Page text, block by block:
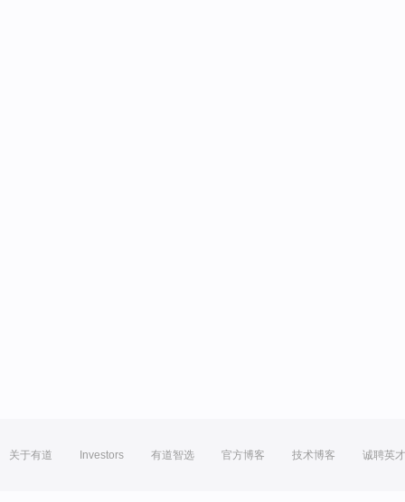
关于有道 Investors 有道智选 官方博客 技术博客 诚聘英才